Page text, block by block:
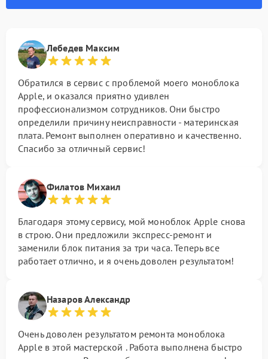
Лебедев Максим
Обратился в сервис с проблемой моего моноблока
Apple, и оказался приятно удивлен
профессионализмом сотрудников. Они быстро
определили причину неисправности - материнская
плата. Ремонт выполнен оперативно и качественно.
Спасибо за отличный сервис!
Филатов Михаил
Благодаря этому сервису, мой моноблок Apple снова
в строю. Они предложили экспресс-ремонт и
заменили блок питания за три часа. Теперь все
работает отлично, и я очень доволен результатом!
Назаров Александр
Очень доволен результатом ремонта моноблока
Apple в этой мастерской . Работа выполнена быстро